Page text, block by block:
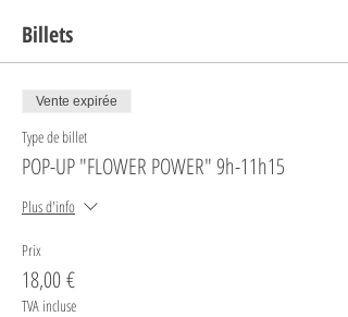
Billets
Vente expirée
Type de billet
POP-UP "FLOWER POWER" 9h-11h15
Plus d'info
Prix
18,00 €
TVA incluse